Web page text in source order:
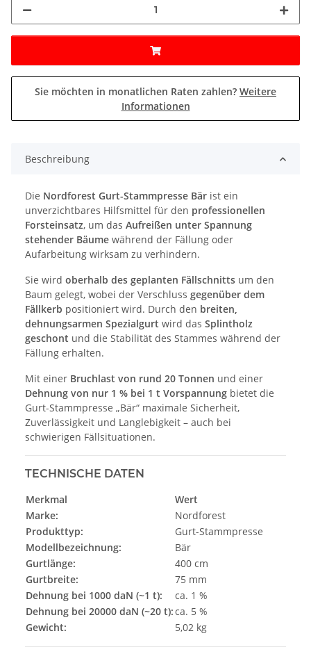
Sie möchten in monatlichen Raten zahlen? Weitere
Informationen
Beschreibung
Die Nordforest Gurt-Stammpresse Bär ist ein
unverzichtbares Hilfsmittel für den professionellen
Forsteinsatz, um das Aufreißen unter Spannung
stehender Bäume während der Fällung oder
Aufarbeitung wirksam zu verhindern.
Sie wird oberhalb des geplanten Fällschnitts um den
Baum gelegt, wobei der Verschluss gegenüber dem
Fällkerb positioniert wird. Durch den breiten,
dehnungsarmen Spezialgurt wird das Splintholz
geschont und die Stabilität des Stammes während der
Fällung erhalten.
Mit einer Bruchlast von rund 20 Tonnen und einer
Dehnung von nur 1 % bei 1 t Vorspannung bietet die
Gurt-Stammpresse „Bär“ maximale Sicherheit,
Zuverlässigkeit und Langlebigkeit – auch bei
schwierigen Fällsituationen.
TECHNISCHE DATEN
Merkmal
Wert
Marke:
Nordforest
Produkttyp:
Gurt-Stammpresse
Modellbezeichnung:
Bär
Gurtlänge:
400 cm
Gurtbreite:
75 mm
Dehnung bei 1000 daN (~1 t):
ca. 1 %
Dehnung bei 20000 daN (~20 t):ca. 5 %
Gewicht:
5,02 kg